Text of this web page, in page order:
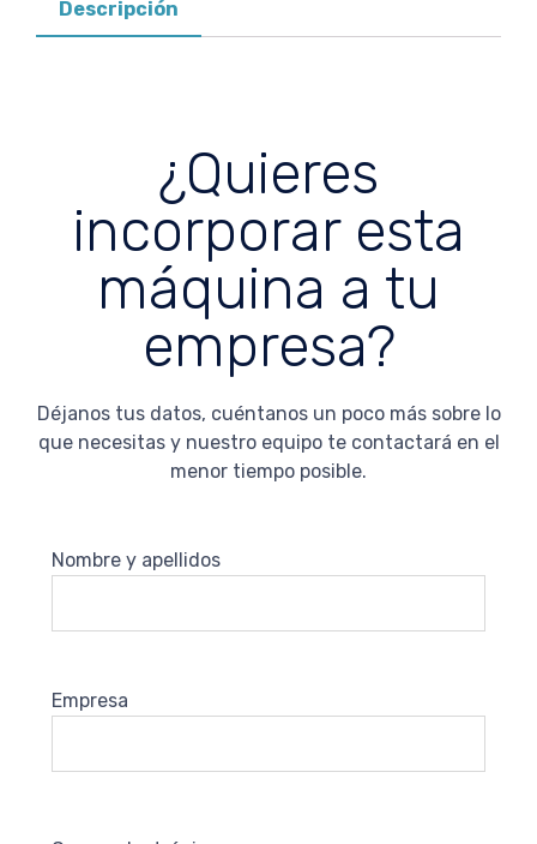
Descripción
¿Quieres
incorporar esta
máquina a tu
empresa?
Déjanos tus datos, cuéntanos un poco más sobre lo
que necesitas y nuestro equipo te contactará en el
menor tiempo posible.
Nombre y apellidos
Empresa